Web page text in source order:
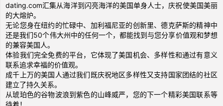
dating.com汇集从海洋到闪亮海洋的美国单身人士，庆祝使美国美丽
的大熔炉。
无论您身在纽约的忙碌中、加利福尼亚的创新里、德克萨斯的精神中
还是我们50个伟大州中的任何一个，都能找到与您分享价值观和梦想
的兼容美国人。
体验我们完全免费的平台，它体现了美国机会、多样性和通过有意义
联系追求幸福的价值观。
成千上万的美国人通过我们既庆祝地区多样性又支持国家团结的社区
建立了持久关系。
从琥珀色的谷物波浪到紫色的山峰威严，您的下一个精彩美国联系等
待着！